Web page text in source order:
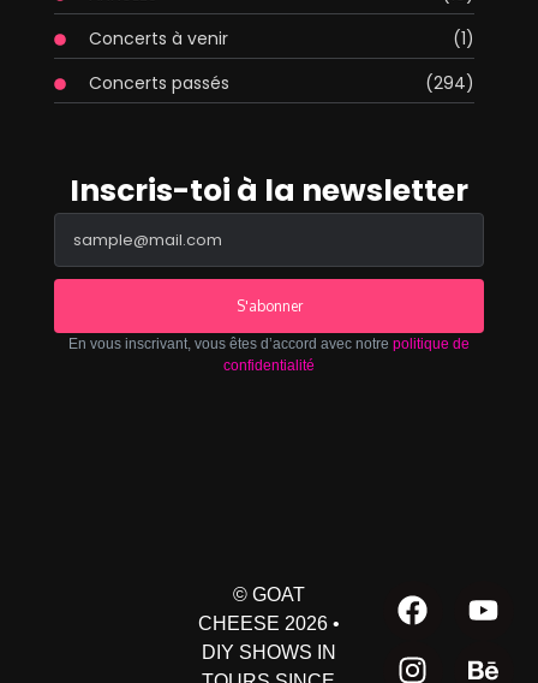
Concerts à venir
(1)
Concerts passés
(294)
Inscris-toi à la newsletter
S'abonner
En vous inscrivant, vous êtes d’accord avec notre politique de
confidentialité
© GOAT
CHEESE 2026 •
DIY SHOWS IN